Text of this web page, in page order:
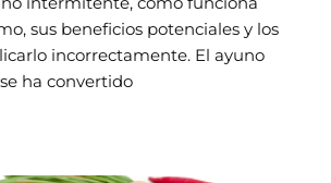
sus beneficios potenciales y los
incorrectamente. El ayuno
ha convertido